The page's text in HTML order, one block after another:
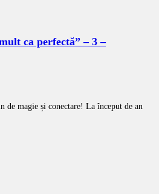
ca perfectă” – 3 –
magie și conectare! La început de an